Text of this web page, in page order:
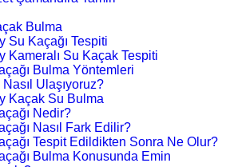
Bulma
Su Kaçağı Tespiti
Kameralı Su Kaçak Tespiti
Bulma Yöntemleri
Ulaşıyoruz?
Kaçak Su Bulma
Nedir?
Nasıl Fark Edilir?
Tespit Edildikten Sonra Ne Olur?
Bulma Konusunda Emin